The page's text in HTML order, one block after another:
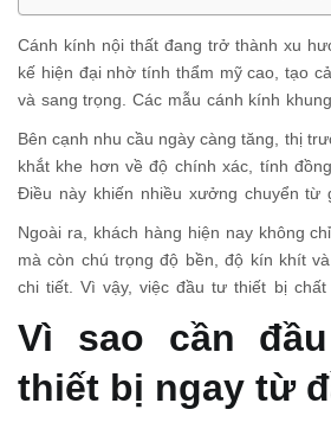
Cánh kính nội thất đang trở thành xu
kế hiện đại nhờ tính thẩm mỹ cao, tạo
và sang trọng. Các mẫu cánh kính
quần áo và nội thất cao cấp.
Bên cạnh nhu cầu ngày càng tăng, thị
khắt khe hơn về độ chính xác, tính
Điều này khiến nhiều xưởng chuyển từ
đầu tư dây chuyền máy móc hiện đại
sản phẩm và tăng khả năng cạnh tranh.
Ngoài ra, khách hàng hiện nay không
mà còn chú trọng độ bền, độ kín khít
chi tiết. Vì vậy, việc đầu tư thiết bị chất
Vì sao cần
thiết bị ngay từ